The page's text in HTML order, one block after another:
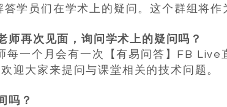
学员们在学术上的疑问。这个群组将
师再次见面，询问学术上的疑问吗？
每一个月会有一次【有易问答】FB Live
迎大家来提问与课堂相关的技术问题。
吗？